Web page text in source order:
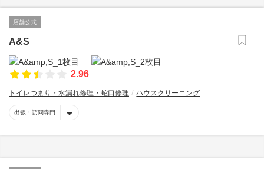
店舗公式
A&S
2.96
トイレつまり・水漏れ修理・蛇口修理 ハウスクリーニング
出張・訪問専門